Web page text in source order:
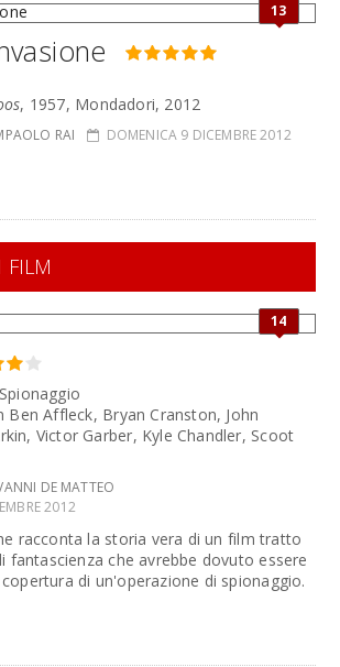
13
, 1957, Mondadori, 2012
RAI DOMENICA 9 DICEMBRE 2012
FILM
14
Ben Affleck, Bryan Cranston, John
Victor Garber, Kyle Chandler, Scoot
DE MATTEO
2012
racconta la storia vera di un film tratto
fantascienza che avrebbe dovuto essere
di un'operazione di spionaggio.